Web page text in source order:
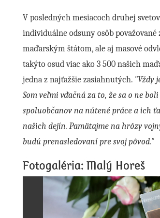
V posledných mesiacoch druhej
individuálne odsuny osôb
maďarským štátom, ale aj masové
takýto osud viac ako 3 500 našich
jedna z najťažšie zasiahnutých. "Vždy
Som veľmi vďačná za to, že sa o ne
spoluobčanov na nútené práce a ich
našich dejín. Pamätajme na hrôzy
budú prenasledovaní pre svoj pôvod."
Fotogaléria: Malý Horeš